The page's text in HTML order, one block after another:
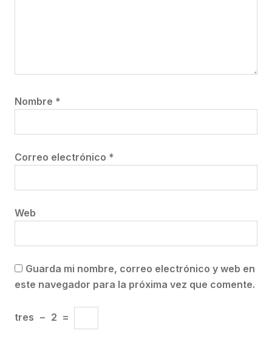
Nombre *
Correo electrónico *
Web
Guarda mi nombre, correo electrónico y web en
este navegador para la próxima vez que comente.
tres − 2 =